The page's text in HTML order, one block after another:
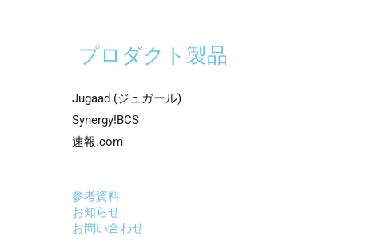
プロダクト製品
Jugaad (ジュガール)
Synergy!BCS
速報.com
参考資料
お知らせ
お問い合わせ